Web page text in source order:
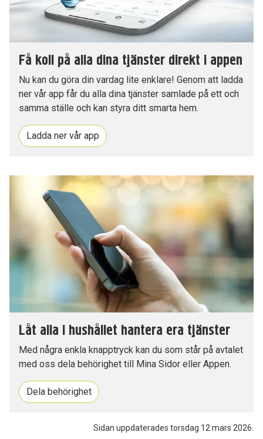
Få koll på alla dina tjänster direkt i appen
Nu kan du göra din vardag lite enklare! Genom att ladda
ner vår app får du alla dina tjänster samlade på ett och
samma ställe och kan styra ditt smarta hem.
Ladda ner vår app
Låt alla i hushållet hantera era tjänster
Med några enkla knapptryck kan du som står på avtalet
med oss dela behörighet till Mina Sidor eller Appen.
Dela behörighet
Sidan uppdaterades torsdag 12 mars 2026.